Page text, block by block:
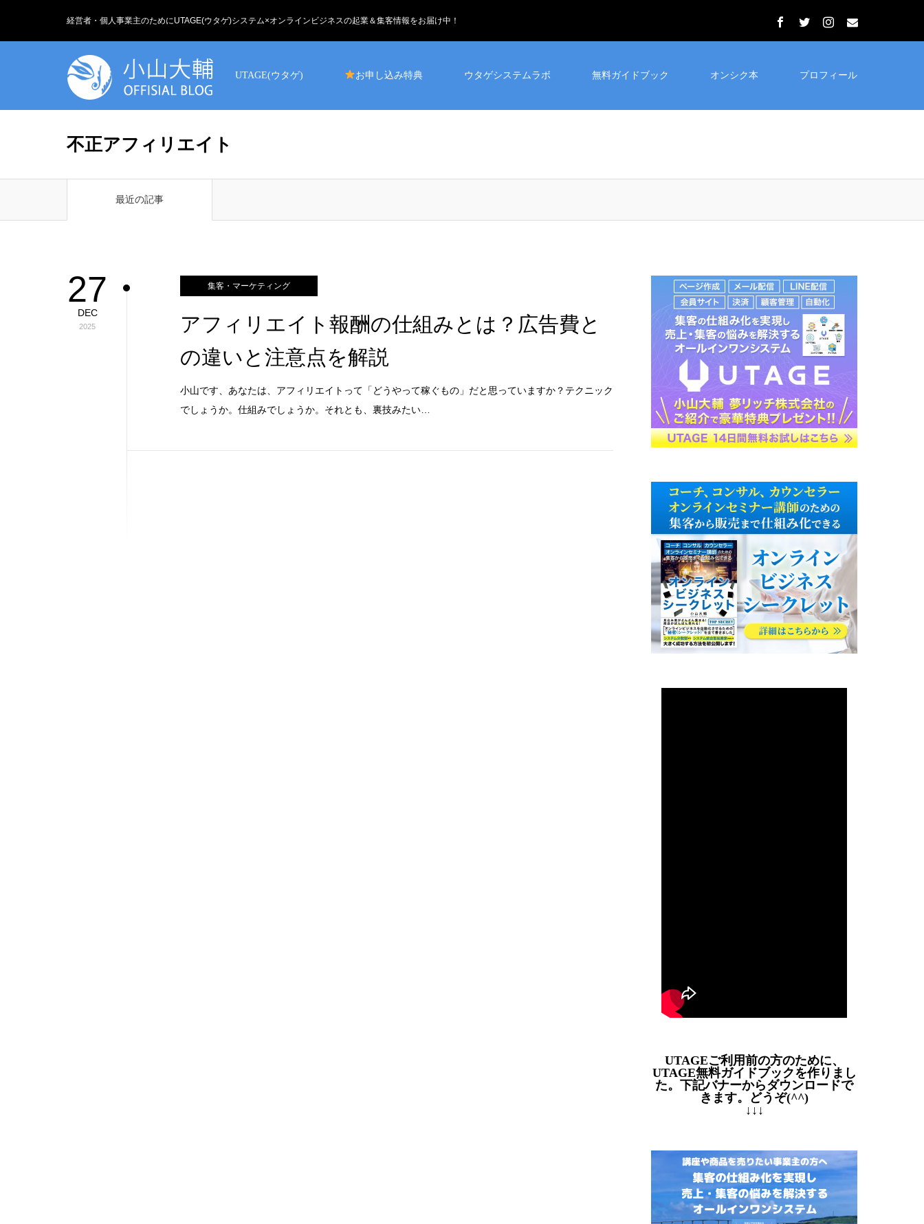
経営者・個人事業主のためにUTAGE(ウタゲ)システム×オンラインビジネスの起業＆集客情報をお届け中！
UTAGE(ウタゲ) お申し込み特典 ウタゲシステムラボ 無料ガイドブック オンシク本 プロフィール
不正アフィリエイト
最近の記事
27
DEC
2025
集客・マーケティング
アフィリエイト報酬の仕組みとは？広告費と
の違いと注意点を解説
小山です、あなたは、アフィリエイトって「どうやって稼ぐもの」だと思っていますか？テクニック
でしょうか。仕組みでしょうか。それとも、裏技みたい…
UTAGEご利用前の方のために、
UTAGE無料ガイドブックを作りまし
た。下記バナーからダウンロードで
きます。どうぞ(^^)
↓↓↓